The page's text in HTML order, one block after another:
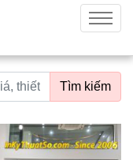
Menu
Tìm kiếm